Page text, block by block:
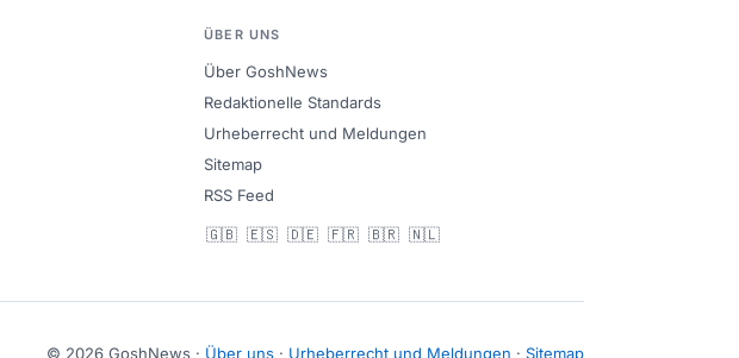
ÜBER UNS
Über GoshNews
Redaktionelle Standards
Urheberrecht und Meldungen
Sitemap
RSS Feed
🇬🇧 🇪🇸 🇩🇪 🇫🇷 🇧🇷 🇳🇱
© 2026 GoshNews · Über uns · Urheberrecht und Meldungen · Sitemap